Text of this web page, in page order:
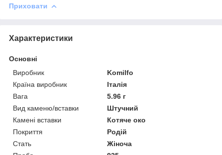
Приховати
Характеристики
Основні
Виробник
Komilfo
Країна виробник
Італія
Вага
5.96 г
Вид каменю/вставки
Штучний
Камені вставки
Котяче око
Покриття
Родій
Стать
Жіноча